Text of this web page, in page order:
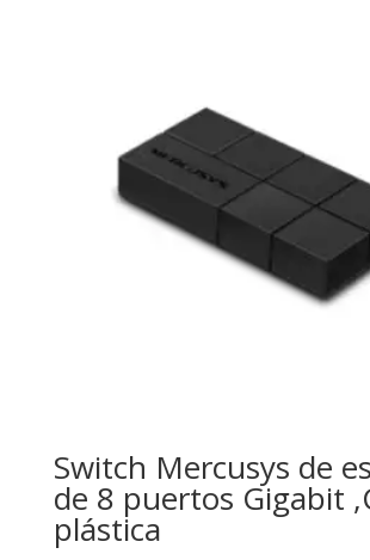
Switch Mercusys de
de 8 puertos Gigabit
plástica